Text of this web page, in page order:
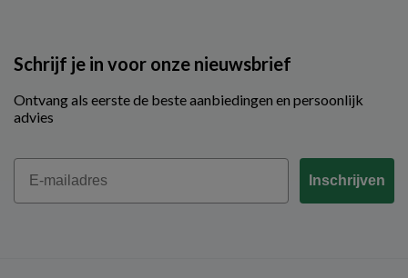
Schrijf je in voor onze nieuwsbrief
Ontvang als eerste de beste aanbiedingen en persoonlijk
advies
Email
Inschrijven